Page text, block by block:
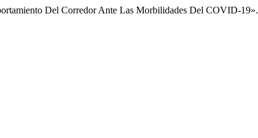
Del Corredor Ante Las Morbilidades Del COVID-19».